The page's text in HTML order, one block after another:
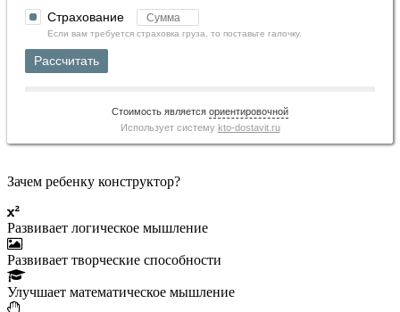
Страхование
Если вам требуется страховка груза, то поставьте галочку.
Рассчитать
Стоимость является ориентировочной
Использует систему kto-dostavit.ru
Зачем ребенку конструктор?
Развивает логическое мышление
Развивает творческие способности
Улучшает математическое мышление